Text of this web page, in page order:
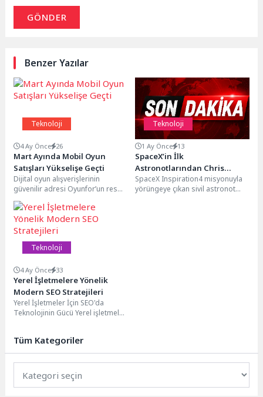
GÖNDER
Benzer Yazılar
Teknoloji
4 Ay Önce 26
Mart Ayında Mobil Oyun
Satışları Yükselişe Geçti
Dijital oyun alışverişlerinin
güvenilir adresi Oyunfor’un resmi
verilerine göre oyun ve oyun içi
satışlar Mart...
Teknoloji
1 Ay Önce 13
SpaceX’in İlk
Astronotlarından Chris
Sembroski İzmir’de Uzay
Meraklılarıyla Buluşuyor
SpaceX Inspiration4 misyonuyla
yörüngeye çıkan sivil astronot
Teknoloji
4 Ay Önce 33
Yerel İşletmelere Yönelik
Modern SEO Stratejileri
Yerel İşletmeler İçin SEO'da
Teknolojinin Gücü Yerel işletmeler
Tüm Kategoriler